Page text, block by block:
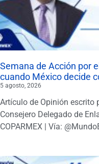
Semana de Acción por
cuando México decide
5 agosto, 2026
Artículo de Opinión escrito
Consejero Delegado de
COPARMEX | Vía: